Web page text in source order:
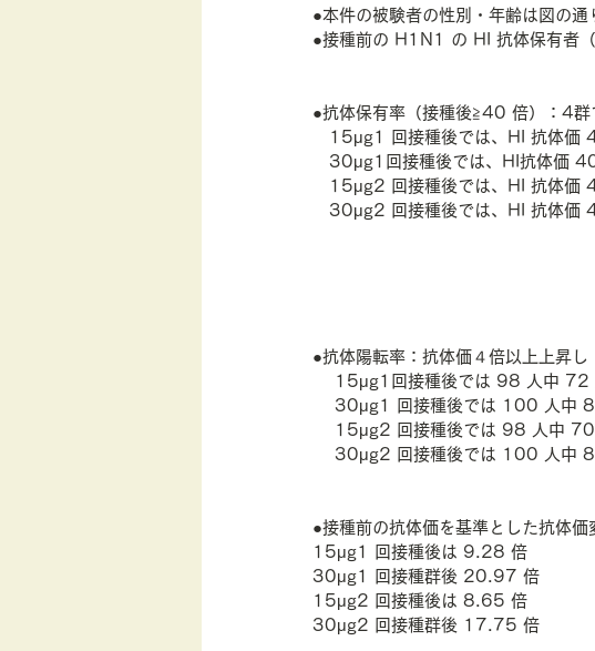
●本件の被験者の性別・年齢は図の通
●接種前の H1N1 の HI 抗体保有者
●抗体保有率（接種後≧40 倍）：4群
15μg1 回接種後では、HI 抗体価
30μg1回接種後では、HI抗体価
15μg2 回接種後では、HI 抗体価
30μg2 回接種後では、HI 抗体価
●抗体陽転率：抗体価４倍以上上昇
15μg1回接種後では 98 人中
30μg1 回接種後では 100 人
15μg2 回接種後では 98 人中
30μg2 回接種後では 100 人
●接種前の抗体価を基準とした抗体価
15μg1 回接種後は 9.28 倍
30μg1 回接種群後 20.97 倍
15μg2 回接種後は 8.65 倍
30μg2 回接種群後 17.75 倍